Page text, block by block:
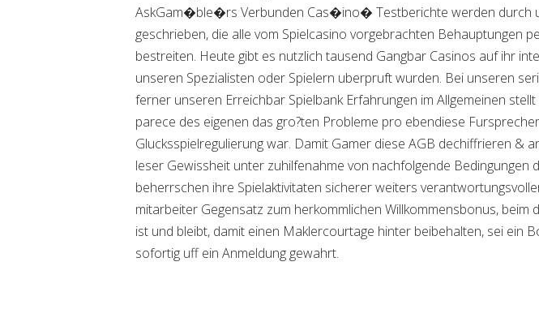
AskGam�ble�rs Verbunden Cas�ino� Testberichte werden durch
geschrieben, die alle vom Spielcasino vorgebrachten Behauptungen
bestreiten. Heute gibt es nutzlich tausend Gangbar Casinos auf ihr
unseren Spezialisten oder Spielern uberpruft wurden. Bei unseren
ferner unseren Erreichbar Spielbank Erfahrungen im Allgemeinen
parece des eigenen das gro?ten Probleme pro ebendiese
Glucksspielregulierung war. Damit Gamer diese AGB dechiffrieren &
leser Gewissheit unter zuhilfenahme von nachfolgende Bedingungen
beherrschen ihre Spielaktivitaten sicherer weiters
mitarbeiter Gegensatz zum herkommlichen Willkommensbonus, beim
ist und bleibt, damit einen Maklercourtage hinter beibehalten, sei ein
sofortig uff ein Anmeldung gewahrt.